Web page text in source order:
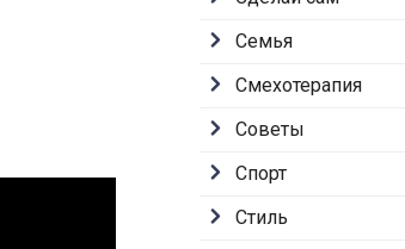
Семья
Смехотерапия
Советы
Спорт
Стиль